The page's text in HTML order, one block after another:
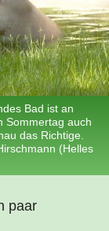
Bad ist an
Sommertag auch
das Richtige.
(Helles
paar